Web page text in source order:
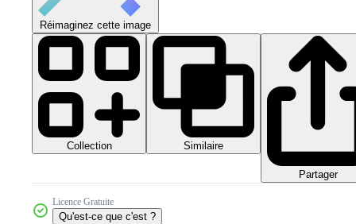
Réimaginez cette image
Collection Similaire
Partager
Licence Gratuite
Qu'est-ce que c'est ?